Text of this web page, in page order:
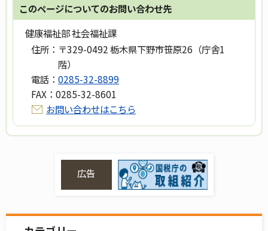
このページについてのお問い合わせ先
健康福祉部 社会福祉課
住所： 〒329-0492 栃木県下野市笹原26（庁舎1
階）
電話： 0285-32-8899
FAX： 0285-32-8601
お問い合わせはこちら
広告